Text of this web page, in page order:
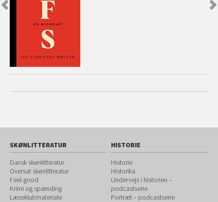
SKØNLITTERATUR
Dansk skønlitteratur
Oversat skønlitteratur
Feel-good
Krimi og spænding
Læseklubmateriale
HISTORIE
Historie
Historika
Undervejs i historien –
podcastserie
Portræt – podcastserie